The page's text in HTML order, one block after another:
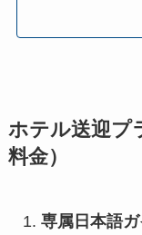
ホテル送迎プ
料金）
専属日本語